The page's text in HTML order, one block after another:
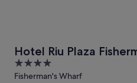
Hotel Riu Plaza
Wharf
4
out
Fisherman's Wharf